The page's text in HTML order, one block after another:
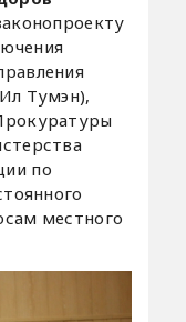
Тумэн),
по
местного